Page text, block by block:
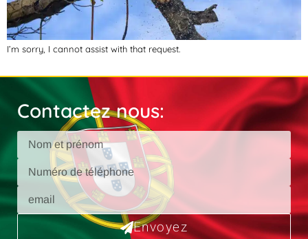
I’m sorry, I cannot assist with that request.
Contactez nous:
Envoyez